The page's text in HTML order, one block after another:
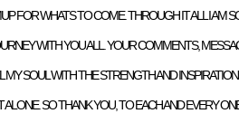
FOR WHATS TO COME. THROUGH IT ALL I AM
WITH YOU ALL. YOUR COMMENTS,
SOUL WITH THE STRENGTH AND
SO THANK YOU, TO EACH AND EVERY